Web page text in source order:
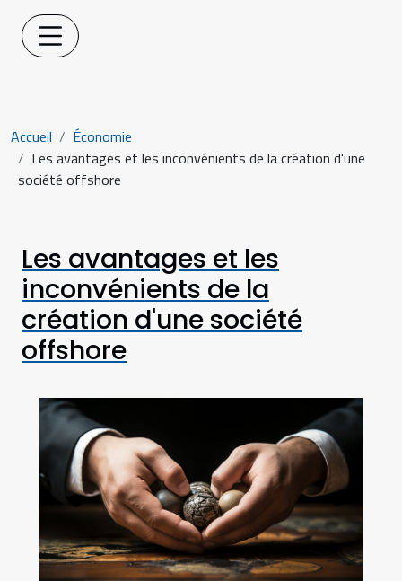
Accueil
Économie
Les avantages et les inconvénients de la création d'une
société offshore
Les avantages et les
inconvénients de la
création d'une société
offshore